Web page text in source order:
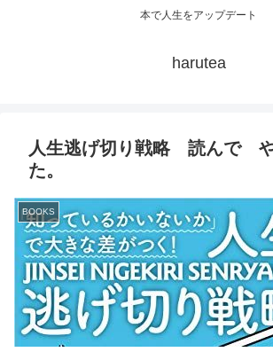
本で人生をアップデート
harutea
人生逃げ切り戦略 読んで
た。
BOOKS